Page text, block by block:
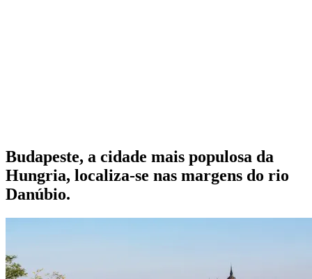
Budapeste, a cidade mais populosa da
Hungria, localiza-se nas margens do rio
Danúbio.